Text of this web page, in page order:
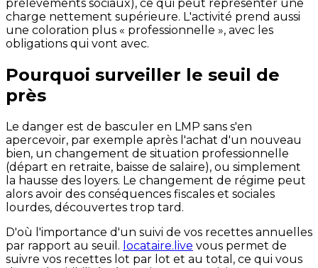
prélèvements sociaux), ce qui peut représenter une
charge nettement supérieure. L'activité prend aussi
une coloration plus « professionnelle », avec les
obligations qui vont avec.
Pourquoi surveiller le seuil de
près
Le danger est de basculer en LMP sans s'en
apercevoir, par exemple après l'achat d'un nouveau
bien, un changement de situation professionnelle
(départ en retraite, baisse de salaire), ou simplement
la hausse des loyers. Le changement de régime peut
alors avoir des conséquences fiscales et sociales
lourdes, découvertes trop tard.
D'où l'importance d'un suivi de vos recettes annuelles
par rapport au seuil. locataire.live vous permet de
suivre vos recettes lot par lot et au total, ce qui vous